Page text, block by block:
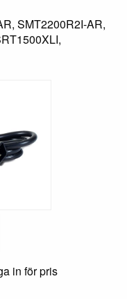
SMT2200R2I-AR,
in för pris